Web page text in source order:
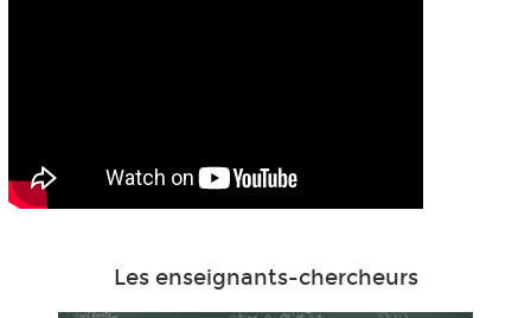
Les enseignants-chercheurs